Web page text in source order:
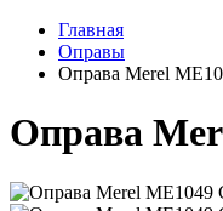
Главная
Оправы
Оправа Merel
Оправа